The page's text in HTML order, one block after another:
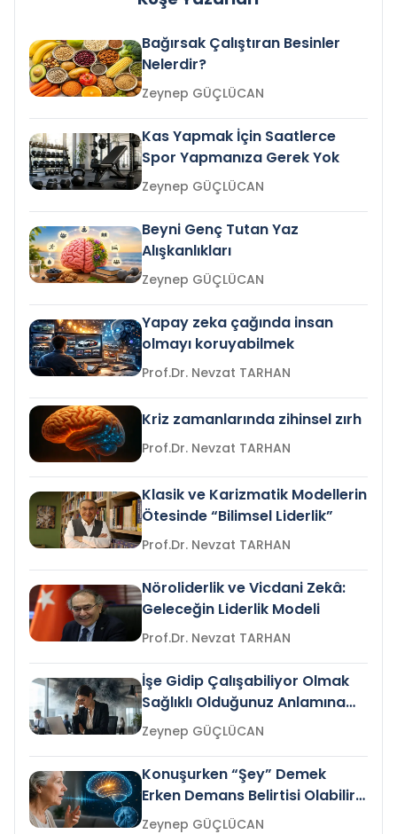
Bağırsak Çalıştıran Besinler
Nelerdir?
Zeynep GÜÇLÜCAN
Kas Yapmak İçin Saatlerce
Spor Yapmanıza Gerek Yok
Zeynep GÜÇLÜCAN
Beyni Genç Tutan Yaz
Alışkanlıkları
Zeynep GÜÇLÜCAN
Yapay zeka çağında insan
olmayı koruyabilmek
Prof.Dr. Nevzat TARHAN
Kriz zamanlarında zihinsel zırh
Prof.Dr. Nevzat TARHAN
Klasik ve Karizmatik Modellerin
Ötesinde “Bilimsel Liderlik”
Prof.Dr. Nevzat TARHAN
Nöroliderlik ve Vicdani Zekâ:
Geleceğin Liderlik Modeli
Prof.Dr. Nevzat TARHAN
İşe Gidip Çalışabiliyor Olmak
Sağlıklı Olduğunuz Anlamına
Gelir mi?Zeynep GÜÇLÜCAN
Konuşurken “Şey” Demek
Erken Demans Belirtisi Olabilir
mi?
Zeynep GÜÇLÜCAN